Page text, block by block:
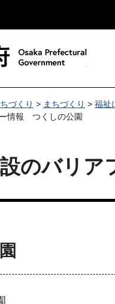
づくり > まちづくり > 福祉
情報 つくしの公園
のバリ